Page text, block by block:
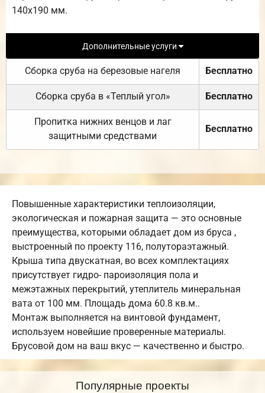
140х190 мм.
Дополнительные услуги
Сборка сруба на березовые нагеля Бесплатно
Сборка сруба в «Теплый угол» Бесплатно
Пропитка нижних венцов и лаг
защитными средствами
Бесплатно
Повышенные характеристики теплоизоляции,
экологическая и пожарная защита — это основные
преимущества, которыми обладает дом из бруса ,
выстроенный по проекту 116, полутораэтажный.
Крыша типа двускатная, во всех комплектациях
присутствует гидро- пароизоляция пола и
межэтажных перекрытий, утеплитель минеральная
вата от 100 мм. Площадь дома 60.8 кв.м..
Монтаж выполняется на винтовой фундамент,
используем новейшие проверенные материалы.
Брусовой дом на ваш вкус — качественно и быстро.
Популярные проекты